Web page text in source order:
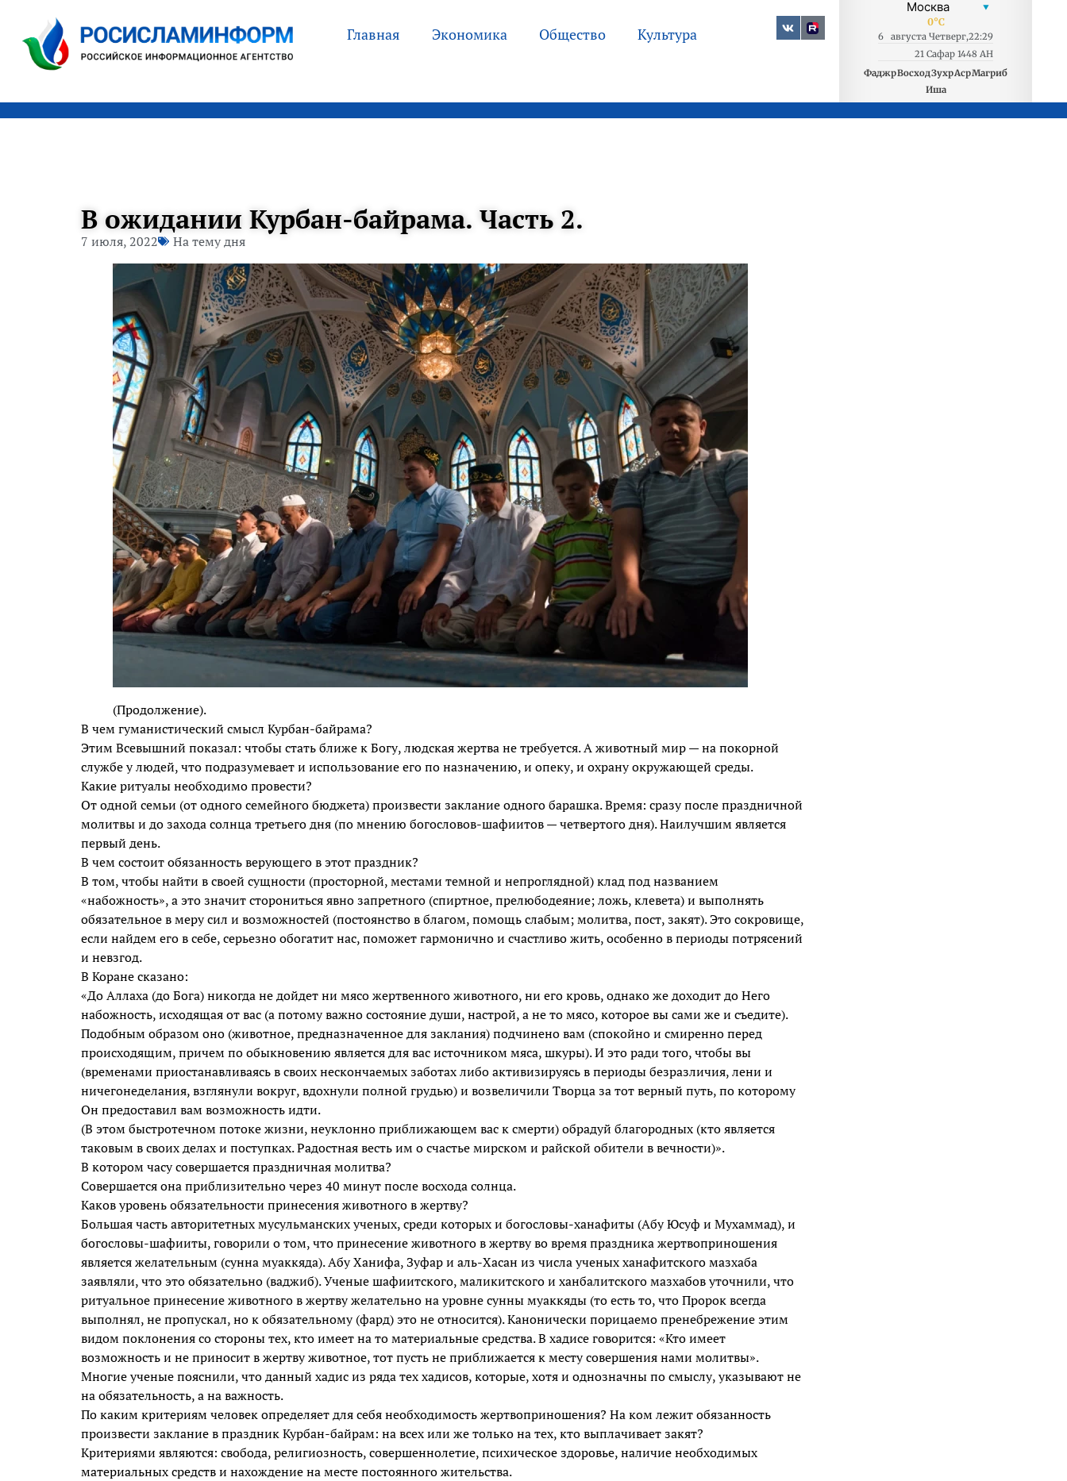
Главная Экономика Общество Культура
В ожидании Курбан-байрама. Часть 2.
7 июля, 2022 На тему дня
(Продолжение).
В чем гуманистический смысл Курбан-байрама?
Этим Всевышний показал: чтобы стать ближе к Богу, людская жертва не требуется. А животный мир — на покорной
службе у людей, что подразумевает и использование его по назначению, и опеку, и охрану окружающей среды.
Какие ритуалы необходимо провести?
От одной семьи (от одного семейного бюджета) произвести заклание одного барашка. Время: сразу после праздничной
молитвы и до захода солнца третьего дня (по мнению богословов-шафиитов — четвертого дня). Наилучшим является
первый день.
В чем состоит обязанность верующего в этот праздник?
В том, чтобы найти в своей сущности (просторной, местами темной и непроглядной) клад под названием
«набожность», а это значит сторониться явно запретного (спиртное, прелюбодеяние; ложь, клевета) и выполнять
обязательное в меру сил и возможностей (постоянство в благом, помощь слабым; молитва, пост, закят). Это сокровище,
если найдем его в себе, серьезно обогатит нас, поможет гармонично и счастливо жить, особенно в периоды потрясений
и невзгод.
В Коране сказано:
«До Аллаха (до Бога) никогда не дойдет ни мясо жертвенного животного, ни его кровь, однако же доходит до Него
набожность, исходящая от вас (а потому важно состояние души, настрой, а не то мясо, которое вы сами же и съедите).
Подобным образом оно (животное, предназначенное для заклания) подчинено вам (спокойно и смиренно перед
происходящим, причем по обыкновению является для вас источником мяса, шкуры). И это ради того, чтобы вы
(временами приостанавливаясь в своих нескончаемых заботах либо активизируясь в периоды безразличия, лени и
ничегонеделания, взглянули вокруг, вдохнули полной грудью) и возвеличили Творца за тот верный путь, по которому
Он предоставил вам возможность идти.
(В этом быстротечном потоке жизни, неуклонно приближающем вас к смерти) обрадуй благородных (кто является
таковым в своих делах и поступках. Радостная весть им о счастье мирском и райской обители в вечности)».
В котором часу совершается праздничная молитва?
Совершается она приблизительно через 40 минут после восхода солнца.
Каков уровень обязательности принесения животного в жертву?
Большая часть авторитетных мусульманских ученых, среди которых и богословы-ханафиты (Абу Юсуф и Мухаммад), и
богословы-шафииты, говорили о том, что принесение животного в жертву во время праздника жертвоприношения
является желательным (сунна муаккяда). Абу Ханифа, Зуфар и аль-Хасан из числа ученых ханафитского мазхаба
заявляли, что это обязательно (ваджиб). Ученые шафиитского, маликитского и ханбалитского мазхабов уточнили, что
ритуальное принесение животного в жертву желательно на уровне сунны муаккяды (то есть то, что Пророк всегда
выполнял, не пропускал, но к обязательному (фард) это не относится). Канонически порицаемо пренебрежение этим
видом поклонения со стороны тех, кто имеет на то материальные средства. В хадисе говорится: «Кто имеет
возможность и не приносит в жертву животное, тот пусть не приближается к месту совершения нами молитвы».
Многие ученые пояснили, что данный хадис из ряда тех хадисов, которые, хотя и однозначны по смыслу, указывают не
на обязательность, а на важность.
По каким критериям человек определяет для себя необходимость жертвоприношения? На ком лежит обязанность
произвести заклание в праздник Курбан-байрам: на всех или же только на тех, кто выплачивает закят?
Критериями являются: свобода, религиозность, совершеннолетие, психическое здоровье, наличие необходимых
материальных средств и нахождение на месте постоянного жительства.